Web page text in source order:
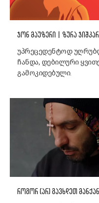
ᲯᲝᲜ ᲛᲐᲣᲖᲔᲠᲘ | ᲖᲣᲠᲐ
უპრეცედენტოდ
ჩანდა, დებილური
გამოკიდებული.
ᲠᲝᲒᲝᲠ (ᲐᲠ) ᲒᲐᲕᲮᲓᲔᲗ